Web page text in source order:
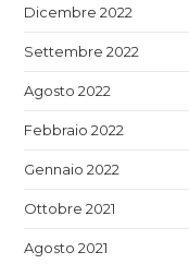
Dicembre 2022
Settembre 2022
Agosto 2022
Febbraio 2022
Gennaio 2022
Ottobre 2021
Agosto 2021